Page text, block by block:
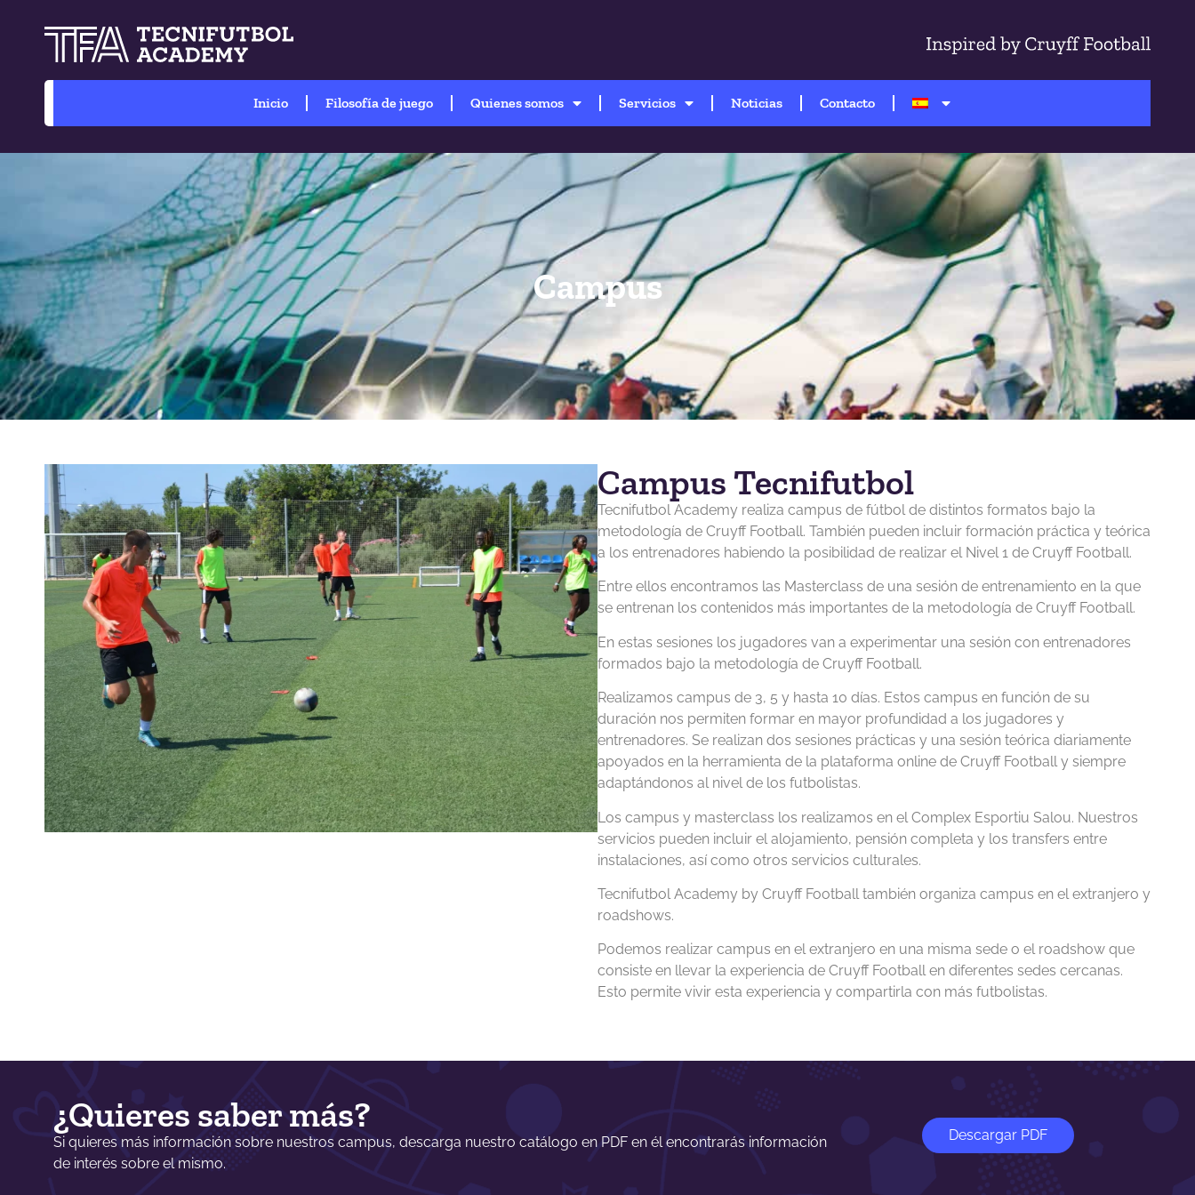
Inicio Filosofía de juego Quienes somos Servicios Noticias Contacto
Campus
Campus Tecnifutbol
Tecnifutbol Academy realiza campus de fútbol de distintos formatos bajo la
metodología de Cruyff Football. También pueden incluir formación práctica y teórica
a los entrenadores habiendo la posibilidad de realizar el Nivel 1 de Cruyff Football.
Entre ellos encontramos las Masterclass de una sesión de entrenamiento en la que
se entrenan los contenidos más importantes de la metodología de Cruyff Football.
En estas sesiones los jugadores van a experimentar una sesión con entrenadores
formados bajo la metodología de Cruyff Football.
Realizamos campus de 3, 5 y hasta 10 días. Estos campus en función de su
duración nos permiten formar en mayor profundidad a los jugadores y
entrenadores. Se realizan dos sesiones prácticas y una sesión teórica diariamente
apoyados en la herramienta de la plataforma online de Cruyff Football y siempre
adaptándonos al nivel de los futbolistas.
Los campus y masterclass los realizamos en el Complex Esportiu Salou. Nuestros
servicios pueden incluir el alojamiento, pensión completa y los transfers entre
instalaciones, así como otros servicios culturales.
Tecnifutbol Academy by Cruyff Football también organiza campus en el extranjero y
roadshows.
Podemos realizar campus en el extranjero en una misma sede o el roadshow que
consiste en llevar la experiencia de Cruyff Football en diferentes sedes cercanas.
Esto permite vivir esta experiencia y compartirla con más futbolistas.
¿Quieres saber más?
Si quieres más información sobre nuestros campus, descarga nuestro catálogo en PDF en él encontrarás información
de interés sobre el mismo.
Descargar PDF